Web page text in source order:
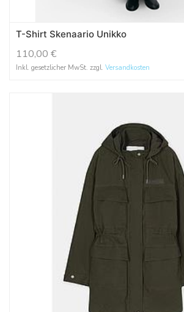
T-Shirt Skenaario Unikko
110,00 €
Inkl. gesetzlicher MwSt. zzgl. Versandkosten